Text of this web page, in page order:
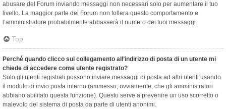
abusare del Forum inviando messaggi non necessari solo per aumentare il tuo
livello. La maggior parte dei Forum non tollera questo comportamento e
l’amministratore probabilmente abbasserà il numero dei tuoi messaggi.
Top
Perché quando clicco sul collegamento all’indirizzo di posta di un utente mi
chiede di accedere come utente registrato?
Solo gli utenti registrati possono inviare messaggi di posta ad altri utenti usando
il modulo di invio posta interno (ammesso, ovviamente, che gli amministratori
abbiano abilitato questa funzione). Questo serve a prevenire un uso scorretto o
malevolo del sistema di posta da parte di utenti anonimi.